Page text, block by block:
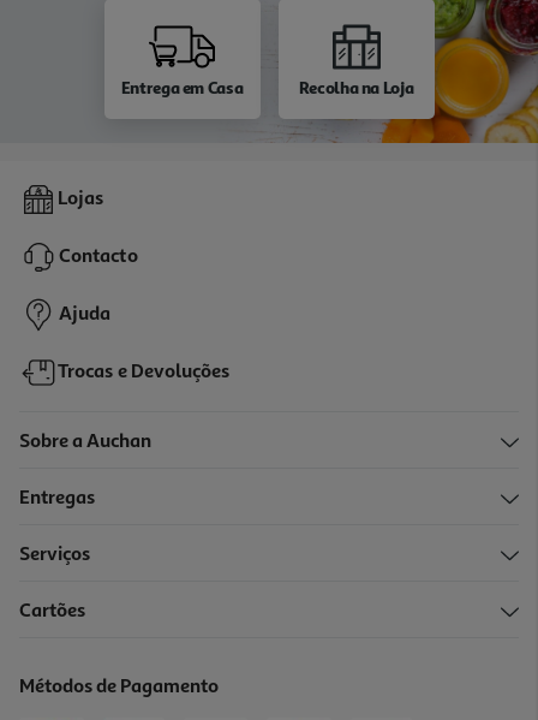
Entrega em Casa Recolha na Loja
Lojas
Contacto
Ajuda
Trocas e Devoluções
Sobre a Auchan
Entregas
Serviços
Cartões
Métodos de Pagamento